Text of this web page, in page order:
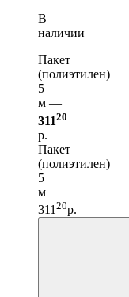
В
наличии
Пакет
(полиэтилен)
5
м —
31120
р.
Пакет
(полиэтилен)
5
м
311 20р.